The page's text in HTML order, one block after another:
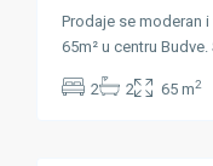
Prodaje se moderan
65m² u centru
2 2 65 m2